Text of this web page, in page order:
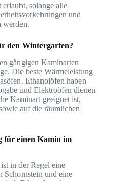
solange alle
und
werden.
den Wintergarten?
gängigen Kaminarten
Die beste Wärmeleistung
Ethanolöfen haben
und Elektroöfen dienen
Kaminart geeignet ist,
auf die räumlichen
für einen Kamin im
in der Regel eine
Schornstein und eine